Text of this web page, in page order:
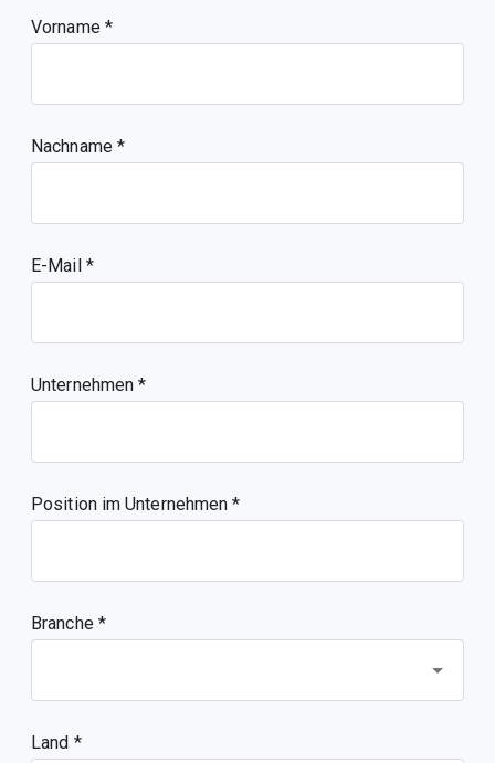
Vorname
Nachname
E-Mail
Unternehmen
Position im Unternehmen
Branche *
Land *